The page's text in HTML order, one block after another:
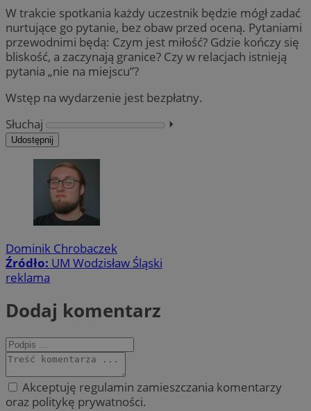
W trakcie spotkania każdy uczestnik będzie mógł zadać
nurtujące go pytanie, bez obaw przed oceną. Pytaniami
przewodnimi będą: Czym jest miłość? Gdzie kończy się
bliskość, a zaczynają granice? Czy w relacjach istnieją
pytania „nie na miejscu”?
Wstęp na wydarzenie jest bezpłatny.
Słuchaj
⏵︎
Udostępnij
Dominik Chrobaczek
Źródło: UM Wodzisław Śląski
reklama
Dodaj komentarz
Akceptuję regulamin zamieszczania komentarzy
oraz politykę prywatności.